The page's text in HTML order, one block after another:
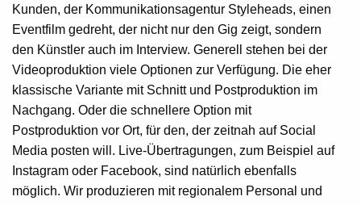
Kunden, der Kommunikationsagentur Styleheads, einen
Eventfilm gedreht, der nicht nur den Gig zeigt, sondern
den Künstler auch im Interview. Generell stehen bei der
Videoproduktion viele Optionen zur Verfügung. Die eher
klassische Variante mit Schnitt und Postproduktion im
Nachgang. Oder die schnellere Option mit
Postproduktion vor Ort, für den, der zeitnah auf Social
Media posten will. Live-Übertragungen, zum Beispiel auf
Instagram oder Facebook, sind natürlich ebenfalls
möglich. Wir produzieren mit regionalem Personal und